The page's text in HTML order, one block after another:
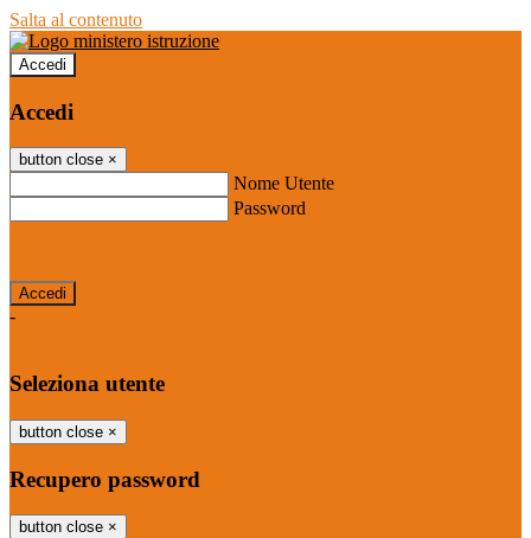
Salta al contenuto
Accedi
Accedi
button close ×
Nome Utente
Password
-
Seleziona utente
button close ×
Recupero password
button close ×